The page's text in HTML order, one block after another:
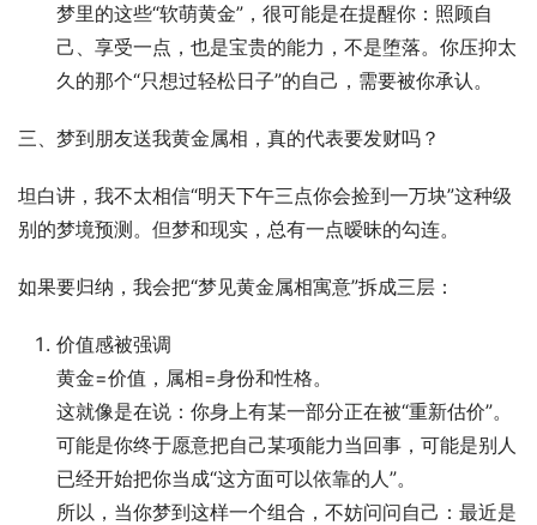
梦里的这些“软萌黄金”，很可能是在提醒你：照顾自
己、享受一点，也是宝贵的能力，不是堕落。你压抑太
久的那个“只想过轻松日子”的自己，需要被你承认。
三、梦到朋友送我黄金属相，真的代表要发财吗？
坦白讲，我不太相信“明天下午三点你会捡到一万块”这种级
别的梦境预测。但梦和现实，总有一点暧昧的勾连。
如果要归纳，我会把“梦见黄金属相寓意”拆成三层：
价值感被强调
黄金=价值，属相=身份和性格。
这就像是在说：你身上有某一部分正在被“重新估价”。
可能是你终于愿意把自己某项能力当回事，可能是别人
已经开始把你当成“这方面可以依靠的人”。
所以，当你梦到这样一个组合，不妨问问自己：最近是